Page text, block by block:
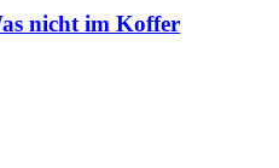
nicht im Koffer